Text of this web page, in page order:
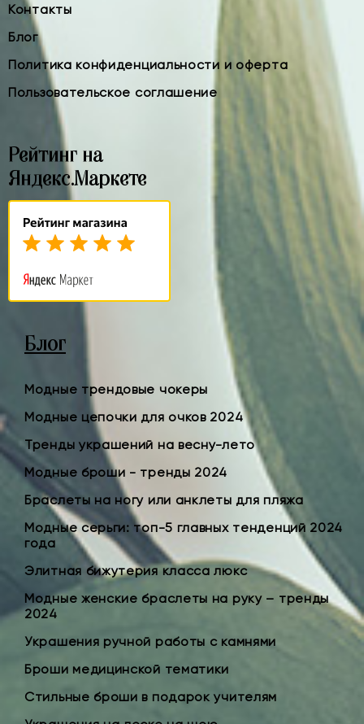
Контакты
Блог
Политика конфиденциальности и оферта
Пользовательское соглашение
Рейтинг на
Яндекс.Маркете
Блог
Модные трендовые чокеры
Модные цепочки для очков 2024
Тренды украшений на весну-лето
Модные броши - тренды 2024
Браслеты на ногу или анклеты для пляжа
Модные серьги: топ-5 главных тенденций 2024
года
Элитная бижутерия класса люкс
Модные женские браслеты на руку – тренды
2024
Украшения ручной работы с камнями
Броши медицинской тематики
Стильные броши в подарок учителям